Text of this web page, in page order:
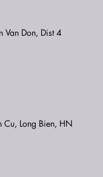
Van Don, Dist 4
Long Bien, HN